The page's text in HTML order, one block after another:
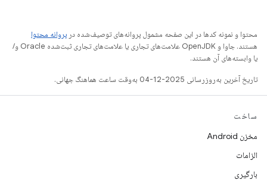
محتوا و نمونه کدها در این صفحه مشمول پروانه‌های توصیف‌شده در پروانه محتوا
هستند. جاوا و OpenJDK علامت‌های تجاری یا علامت‌های تجاری ثبت‌شده Oracle و/
یا وابسته‌های آن هستند.
تاریخ آخرین به‌روزرسانی 2025-12-04 به‌وقت ساعت هماهنگ جهانی.
ساخت
مخزن Android
الزامات
بارگیری